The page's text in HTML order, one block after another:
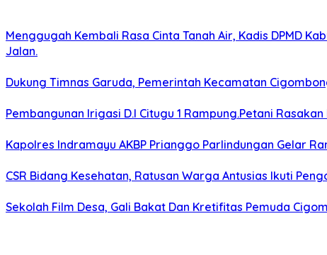
Menggugah Kembali Rasa Cinta Tanah Air, Kadis DPMD
Jalan.
Dukung Timnas Garuda, Pemerintah Kecamatan
Pembangunan Irigasi D.I Citugu 1 Rampung.Petani
Kapolres Indramayu AKBP Prianggo Parlindungan Gelar
CSR Bidang Kesehatan, Ratusan Warga Antusias Ikuti
Sekolah Film Desa, Gali Bakat Dan Kretifitas Pemuda